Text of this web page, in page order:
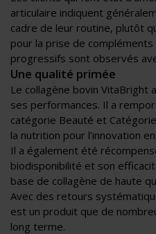
articulaire indiquent
cadre de leur routine, plutôt
pour la prise de
progressifs sont observés
Une qualité primée
Le collagène bovin
ses performances. Il a
catégorie Beauté et
la nutrition pour l’innovation
Il a également été
biodisponibilité et son
base de collagène de haute
Avec des retours
est un produit que de
long terme.